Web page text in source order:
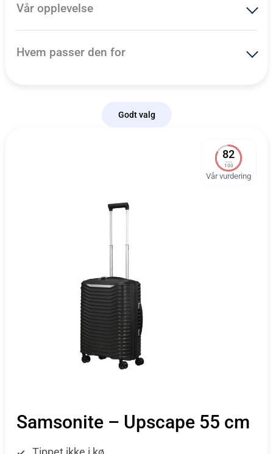
Vår opplevelse
Hvem passer den for
Godt valg
82
100
Vår vurdering
Samsonite – Upscape 55 cm